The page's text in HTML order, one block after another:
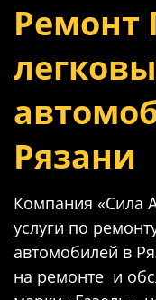
Ремонт
Рязани
Компания «Сила
услуги по
автомобилей в
на ремонте и